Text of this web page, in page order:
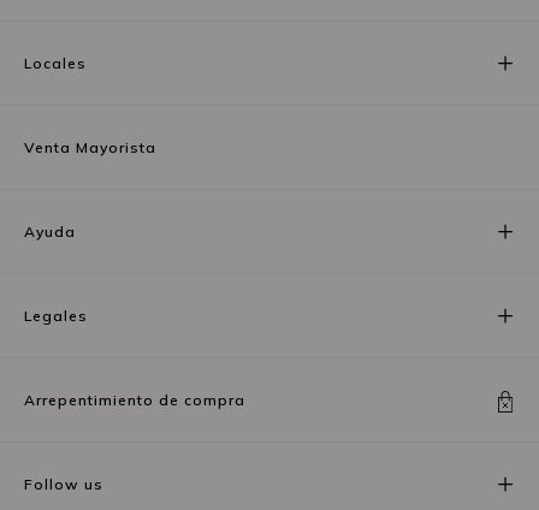
Locales
Venta Mayorista
Ayuda
Legales
Arrepentimiento de compra
Follow us